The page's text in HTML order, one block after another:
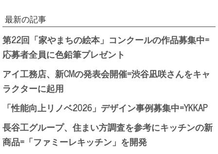
最新の記事
第22回「家やまちの絵本」コンクールの作品募集中=
応募者全員に色鉛筆プレゼント
アイ工務店、新CMの発表会開催=渋谷凪咲さんをキャ
ラクターに起用
「性能向上リノベ2026」デザイン事例募集中=YKKAP
長谷工グループ、住まい方調査を参考にキッチンの新
商品=「ファミーレキッチン」を開発